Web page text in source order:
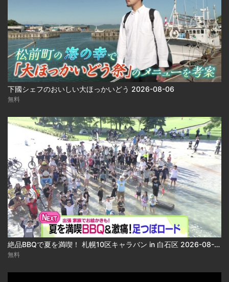
下國シェフのおいしい大ほっかいどう 2026-08-06
無料
絶品BBQで夏を満喫！ 札幌10区キャラバン in 白石区 2026-08-06
無料